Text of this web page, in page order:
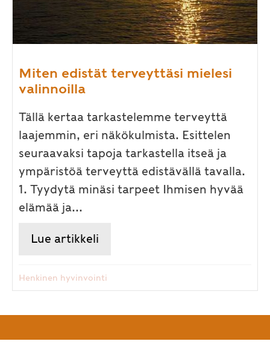
Miten edistät terveyttäsi mielesi
valinnoilla
Tällä kertaa tarkastelemme terveyttä
laajemmin, eri näkökulmista. Esittelen
seuraavaksi tapoja tarkastella itseä ja
ympäristöä terveyttä edistävällä tavalla.
1. Tyydytä minäsi tarpeet Ihmisen hyvää
elämää ja...
Lue artikkeli
Henkinen hyvinvointi